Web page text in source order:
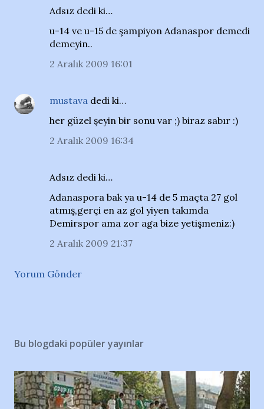
Adsız dedi ki…
u-14 ve u-15 de şampiyon Adanaspor demedi
demeyin..
2 Aralık 2009 16:01
mustava dedi ki…
her güzel şeyin bir sonu var ;) biraz sabır :)
2 Aralık 2009 16:34
Adsız dedi ki…
Adanaspora bak ya u-14 de 5 maçta 27 gol
atmış,gerçi en az gol yiyen takımda
Demirspor ama zor aga bize yetişmeniz:)
2 Aralık 2009 21:37
Yorum Gönder
Bu blogdaki popüler yayınlar